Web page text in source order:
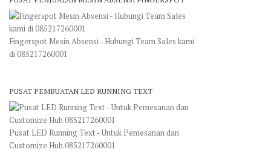
Fingerspot Mesin Absensi - Hubungi Team Sales kami
di 085217260001
PUSAT PEMBUATAN LED RUNNING TEXT
Pusat LED Running Text - Untuk Pemesanan dan
Customize Hub.085217260001